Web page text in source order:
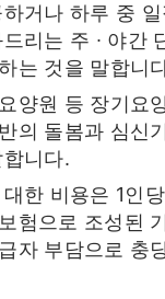
거나 하루 중
리는 주 ∙ 야간
는 것을 말합니
양원 등 장기요
의 돌봄과 심신
니다.
한 비용은 1인
험으로 조성된
자 부담으로 충